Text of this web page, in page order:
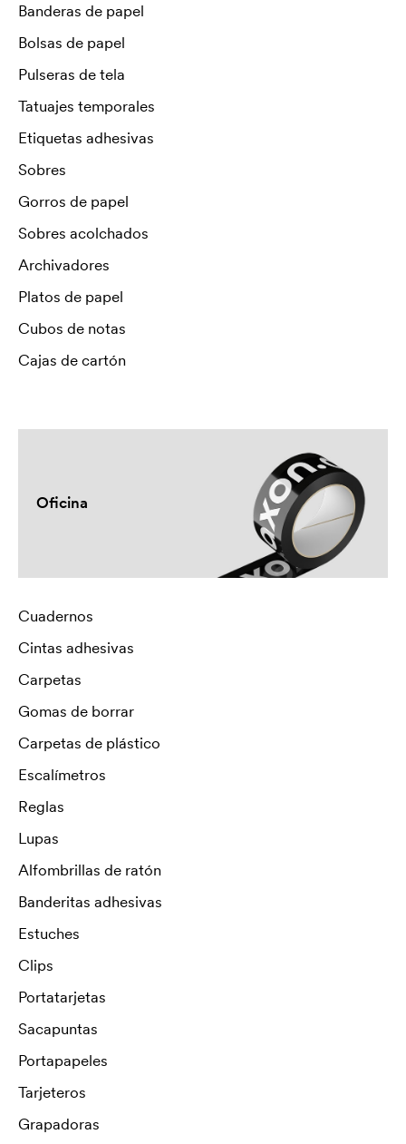
Banderas de papel
Bolsas de papel
Pulseras de tela
Tatuajes temporales
Etiquetas adhesivas
Sobres
Gorros de papel
Sobres acolchados
Archivadores
Platos de papel
Cubos de notas
Cajas de cartón
Oficina
Cuadernos
Cintas adhesivas
Carpetas
Gomas de borrar
Carpetas de plástico
Escalímetros
Reglas
Lupas
Alfombrillas de ratón
Banderitas adhesivas
Estuches
Clips
Portatarjetas
Sacapuntas
Portapapeles
Tarjeteros
Grapadoras